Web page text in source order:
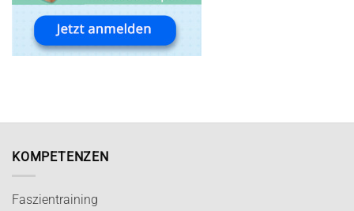
KOMPETENZEN
Faszientraining